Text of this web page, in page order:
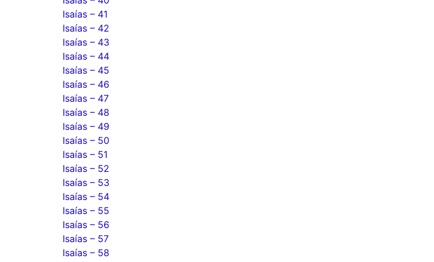
Isaías – 41
Isaías – 42
Isaías – 43
Isaías – 44
Isaías – 45
Isaías – 46
Isaías – 47
Isaías – 48
Isaías – 49
Isaías – 50
Isaías – 51
Isaías – 52
Isaías – 53
Isaías – 54
Isaías – 55
Isaías – 56
Isaías – 57
Isaías – 58